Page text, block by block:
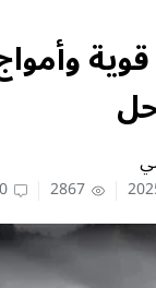
قوية
2867
0